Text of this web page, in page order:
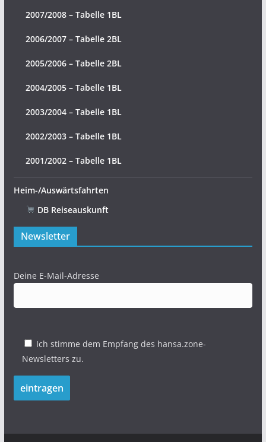
2007/2008 – Tabelle 1BL
2006/2007 – Tabelle 2BL
2005/2006 – Tabelle 2BL
2004/2005 – Tabelle 1BL
2003/2004 – Tabelle 1BL
2002/2003 – Tabelle 1BL
2001/2002 – Tabelle 1BL
Heim-/Auswärtsfahrten
DB Reiseauskunft
Newsletter
Deine E-Mail-Adresse
Ich stimme dem Empfang des hansa.zone-
Newsletters zu.